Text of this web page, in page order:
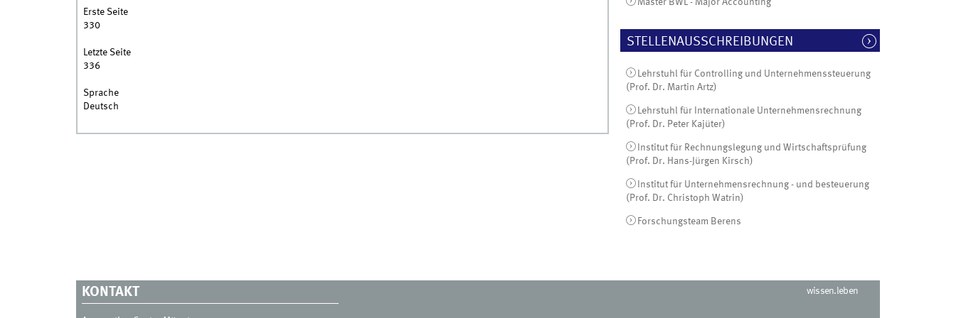
Erste Seite
330
Letzte Seite
336
Sprache
Deutsch
Master BWL - Major Accounting
STELLENAUSSCHREIBUNGEN
Lehrstuhl für Controlling und Unternehmenssteuerung
(Prof. Dr. Martin Artz)
Lehrstuhl für Internationale Unternehmensrechnung
(Prof. Dr. Peter Kajüter)
Institut für Rechnungslegung und Wirtschaftsprüfung
(Prof. Dr. Hans-Jürgen Kirsch)
Institut für Unternehmensrechnung - und besteuerung
(Prof. Dr. Christoph Watrin)
Forschungsteam Berens
KONTAKT wissen.leben